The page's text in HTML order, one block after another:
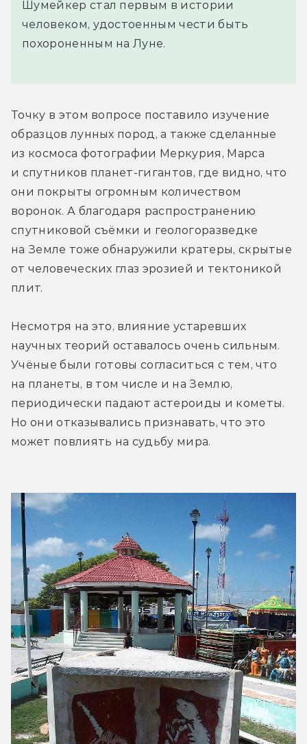
Шумейкер стал первым в истории
человеком, удостоенным чести быть
похороненным на Луне.
Точку в этом вопросе поставило изучение
образцов лунных пород, а также сделанные
из космоса фотографии Меркурия, Марса
и спутников планет-гигантов, где видно, что
они покрыты огромным количеством
воронок. А благодаря распространению
спутниковой съёмки и геологоразведке
на Земле тоже обнаружили кратеры, скрытые
от человеческих глаз эрозией и тектоникой
плит.
Несмотря на это, влияние устаревших
научных теорий оставалось очень сильным.
Учёные были готовы согласиться с тем, что
на планеты, в том числе и на Землю,
периодически падают астероиды и кометы.
Но они отказывались признавать, что это
может повлиять на судьбу мира.